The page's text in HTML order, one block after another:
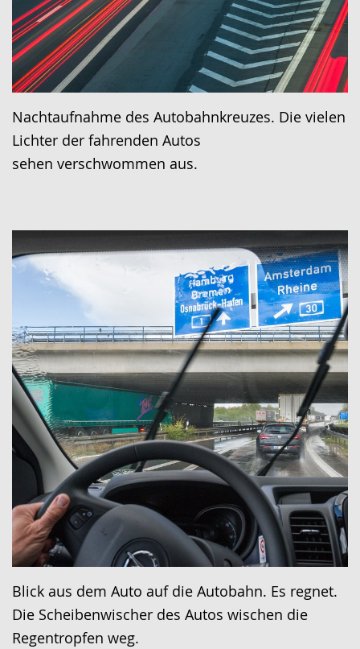
Nachtaufnahme des Autobahnkreuzes. Die vielen
Lichter der fahrenden Autos
sehen verschwommen aus.
Blick aus dem Auto auf die Autobahn. Es regnet.
Die Scheibenwischer des Autos wischen die
Regentropfen weg.